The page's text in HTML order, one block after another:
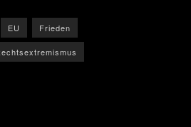
EU Frieden